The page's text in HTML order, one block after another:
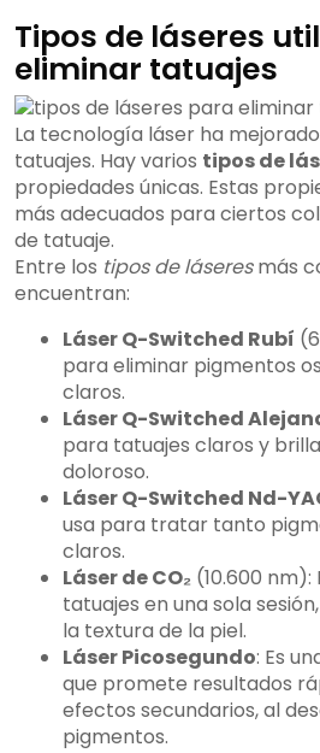
Tipos de láseres
eliminar tatuajes
La tecnología láser ha
tatuajes. Hay varios tipos de
propiedades únicas. Estas
más adecuados para ciertos
de tatuaje.
Entre los tipos de láseresmás
encuentran:
Láser Q-Switched Rubí
para eliminar pigmentos
claros.
Láser Q-Switched
para tatuajes claros y
doloroso.
Láser Q-Switched Nd-
usa para tratar tanto
claros.
Láser de CO₂ (10.600
tatuajes en una sola
la textura de la piel.
Láser Picosegundo: Es
que promete resultados
efectos secundarios, al
pigmentos.